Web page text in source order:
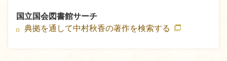
国立国会図書館サーチ
典拠を通して中村秋香の著作を検索する